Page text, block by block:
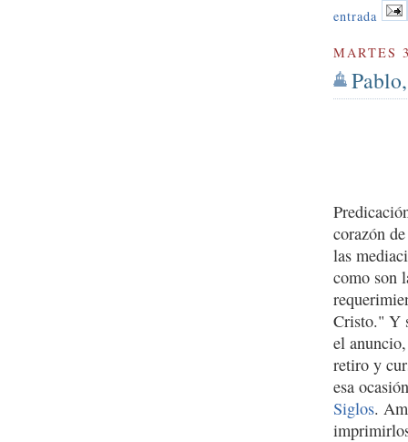
entrada
MARTES
corazón
las
como son
Cristo." Y
el
retiro y
esa
Siglos.